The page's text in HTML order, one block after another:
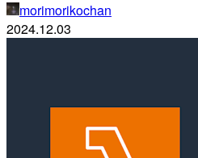
morimorikochan
2024.12.03